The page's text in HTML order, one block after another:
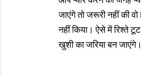
जाएंगे तो जरूरी नहीं की
नहीं किया। ऐसे में रिश्ते
खुशी का जरिया बन जाएंगे।